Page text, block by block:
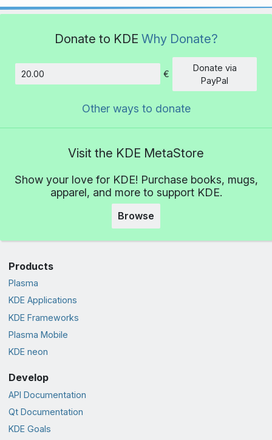
Donate to KDE Why Donate?
Amount
€
Donate via
PayPal
Other ways to donate
Visit the KDE MetaStore
Show your love for KDE! Purchase books, mugs,
apparel, and more to support KDE.
Browse
Products
Plasma
KDE Applications
KDE Frameworks
Plasma Mobile
KDE neon
Develop
API Documentation
Qt Documentation
KDE Goals